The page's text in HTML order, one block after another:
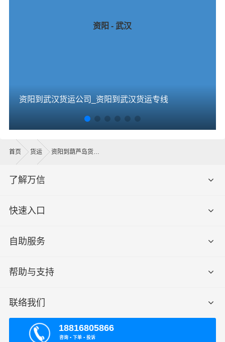
资阳 - 武汉
资阳到武汉货运公司_资阳到武汉货运专线
首页 货运 资阳到葫芦岛货运公司
了解万信
快速入口
自助服务
帮助与支持
联络我们
18816805866
咨询 ▪ 下单 ▪ 投诉